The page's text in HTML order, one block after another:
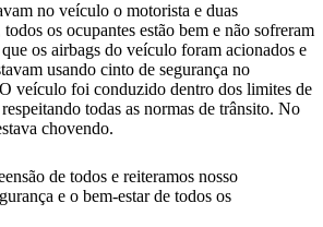
no veículo o motorista e duas
todos os ocupantes estão bem e não sofreram
os airbags do veículo foram acionados e
usando cinto de segurança no
veículo foi conduzido dentro dos limites de
todas as normas de trânsito. No
chovendo.
de todos e reiteramos nosso
e o bem-estar de todos os